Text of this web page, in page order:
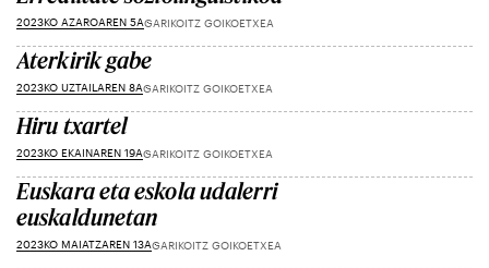
2023KO AZAROAREN 5AGARIKOITZ GOIKOETXEA
Aterkirik gabe
2023KO UZTAILAREN 8AGARIKOITZ GOIKOETXEA
Hiru txartel
2023KO EKAINAREN 19AGARIKOITZ GOIKOETXEA
Euskara eta eskola udalerri
euskaldunetan
2023KO MAIATZAREN 13AGARIKOITZ GOIKOETXEA